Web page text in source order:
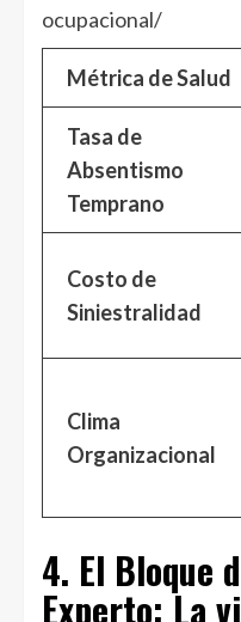
ocupacional/
Métrica de Salud
Tasa de
Absentismo
Temprano
Costo de
Siniestralidad
Clima
Organizacional
4. El Bloque
Experto: La